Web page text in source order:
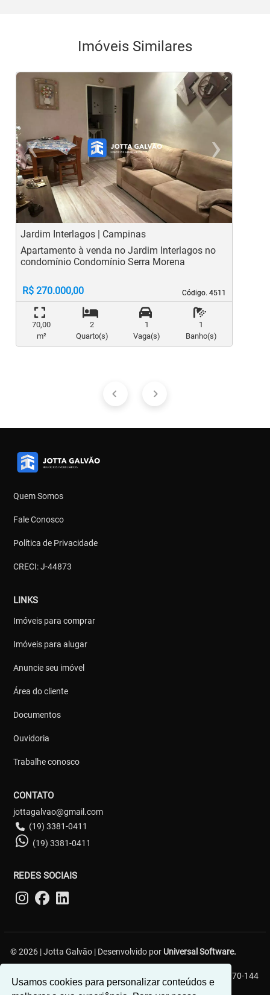
Usamos cookies para personalizar conteúdos e
Imóveis Similares
‹
Previous
›
Jardim Interlagos | Campinas
Código. 4511
Código. 4511
Apartamento à venda no Jardim Interlagos no
condomínio Condomínio Serra Morena
R$ 270.000,00
70,00
m²
2
Quarto(s)
1
Vaga(s)
1
Banho(s)
Quem Somos
Fale Conosco
Política de Privacidade
CRECI: J-44873
LINKS
Imóveis para comprar
Imóveis para alugar
Anuncie seu imóvel
Área do cliente
Documentos
Ouvidoria
Trabalhe conosco
CONTATO
jottagalvao@gmail.com
(19) 3381-0411
(19) 3381-0411
REDES SOCIAIS
© 2026 | Jotta Galvão | Desenvolvido por Universal Software.
R. Carlos Gerin, 161 - Jardim Chapadão, Campinas - SP, 13070-144